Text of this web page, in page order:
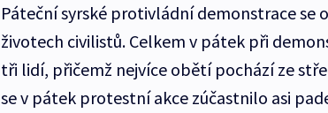
Páteční syrské protivládní demonstrace se
životech civilistů. Celkem v pátek při
tři lidí, přičemž nejvíce obětí pochází ze
se v pátek protestní akce zúčastnilo asi